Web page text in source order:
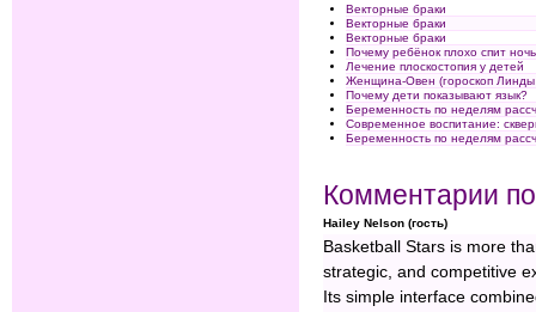
Векторные браки
Векторные браки
Векторные браки
Почему ребёнок плохо спит
Лечение плоскостопия у детей
Женщина-Овен (гороскоп Линды
Почему дети показывают язык?
Беременность по неделям
Современное воспитание:
Беременность по неделям
Комментарии
Hailey Nelson (гость)
Basketball Stars is more
strategic, and competitive
Its simple interface